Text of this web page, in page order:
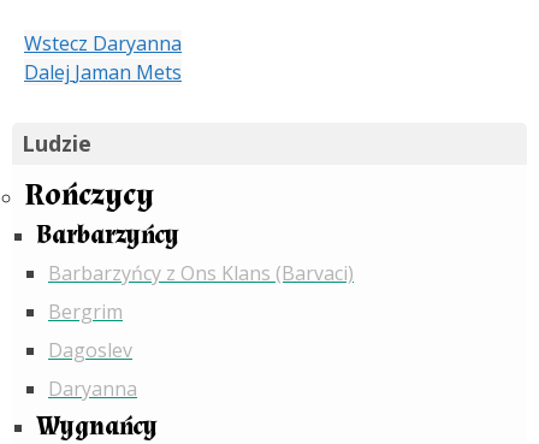
Ludzie
Rończycy
Barbarzyńcy
Barbarzyńcy z Ons Klans (Barvaci)
Bergrim
Dagoslev
Daryanna
Wygnańcy
Wstecz Daryanna
Dalej Jaman Mets